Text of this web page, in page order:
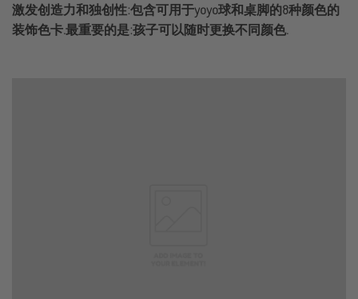
激发创造力和独创性:包含可用于yoyo球和桌脚的8种颜色的
装饰色卡.最重要的是:孩子可以随时更换不同颜色.